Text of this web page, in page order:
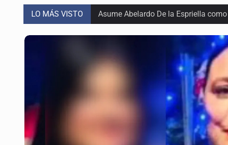
LO MÁS VISTO Asume Abelardo De la Espriella
Policías bajo la mira: La CEDHJ
Procesan a el “R1”, presunto líder
Detienen a tres miembros de red
Balean a hombre en calles de la
Llega en carreta al hospital tras
Motociclista fue perseguido y